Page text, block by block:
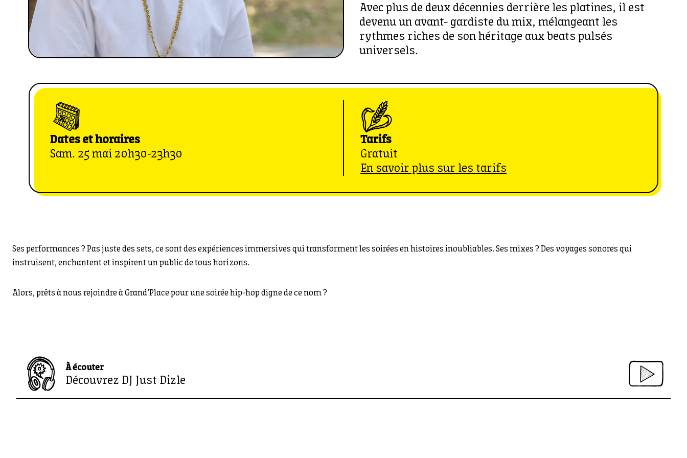
Avec plus de deux décennies derrière les platines, il est
devenu un avant- gardiste du mix, mélangeant les
rythmes riches de son héritage aux beats pulsés
universels.
Dates et horaires
Sam. 25 mai 20h30-23h30
Tarifs
Gratuit
En savoir plus sur les tarifs
Ses performances ? Pas juste des sets, ce sont des expériences immersives qui transforment les soirées en histoires inoubliables. Ses mixes ? Des voyages sonores qui
instruisent, enchantent et inspirent un public de tous horizons.
Alors, prêts à nous rejoindre à Grand’Place pour une soirée hip-hop digne de ce nom ?
À écouter
Découvrez DJ Just Dizle